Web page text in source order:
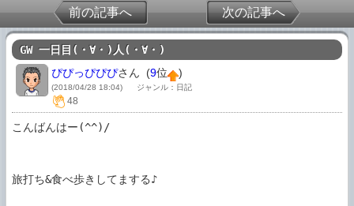
前の記事へ 次の記事へ
GW 一日目(・∀・)人(・∀・)
ぴぴっぴぴぴさん (9位 )
(2018/04/28 18:04) ジャンル：日記
48
こんばんはー(^^)/
旅打ち&食べ歩きしてまする♪